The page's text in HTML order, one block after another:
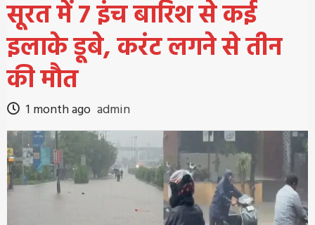
सूरत में 7 इंच बारिश से कई
इलाके डूबे, करंट लगने से तीन
की मौत
1 month ago admin